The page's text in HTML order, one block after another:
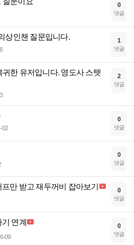
0
댓글
상인챈 질문입니다. 1
댓글
한 유저입니다. 영도사 스텟
2
댓글
02
0
댓글
0
댓글
만 받고 재두꺼비 잡아보기 0
댓글
연계
09
0
댓글